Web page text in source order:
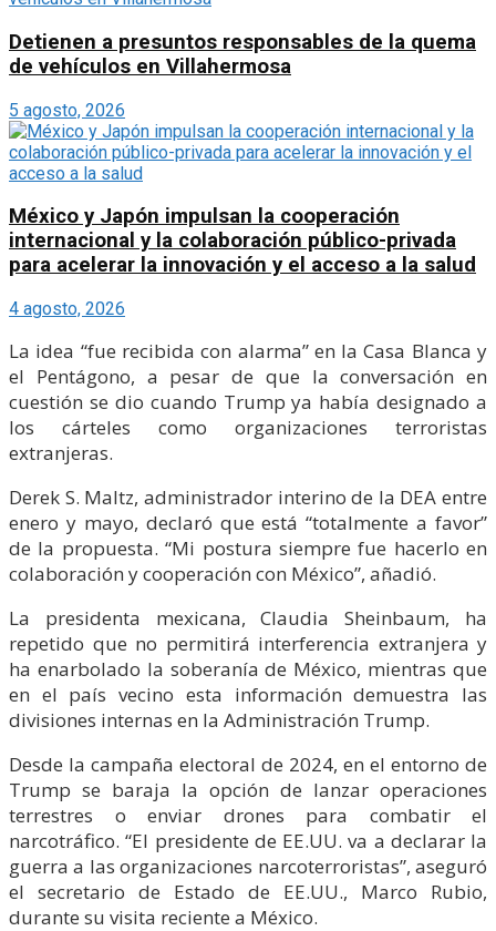
Detienen a presuntos responsables de la quema
de vehículos en Villahermosa
5 agosto, 2026
México y Japón impulsan la cooperación
internacional y la colaboración público-privada
para acelerar la innovación y el acceso a la salud
4 agosto, 2026
La idea “fue recibida con alarma” en la Casa Blanca y
el Pentágono, a pesar de que la conversación en
cuestión se dio cuando Trump ya había designado a
los cárteles como organizaciones terroristas
extranjeras.
Derek S. Maltz, administrador interino de la DEA entre
enero y mayo, declaró que está “totalmente a favor”
de la propuesta. “Mi postura siempre fue hacerlo en
colaboración y cooperación con México”, añadió.
La presidenta mexicana, Claudia Sheinbaum, ha
repetido que no permitirá interferencia extranjera y
ha enarbolado la soberanía de México, mientras que
en el país vecino esta información demuestra las
divisiones internas en la Administración Trump.
Desde la campaña electoral de 2024, en el entorno de
Trump se baraja la opción de lanzar operaciones
terrestres o enviar drones para combatir el
narcotráfico. “El presidente de EE.UU. va a declarar la
guerra a las organizaciones narcoterroristas”, aseguró
el secretario de Estado de EE.UU., Marco Rubio,
durante su visita reciente a México.